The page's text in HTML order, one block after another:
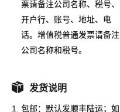
票请备注公司名称、税号、
开户行、账号、地址、电
话。增值税普通发票请备注
公司名称和税号。
发货说明
1. 包邮：默认发顺丰陆运；如